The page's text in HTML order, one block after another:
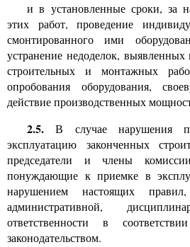
и в установленные сроки, за
этих работ, проведение
смонтированного ими
устранение недоделок,
строительных и монтажных
опробования оборудования,
действие производственных
2.5.
В случае нарушения
эксплуатацию законченных
председатели и члены
понуждающие к приемке в
нарушением настоящих
административной,
ответственности в
законодательством.